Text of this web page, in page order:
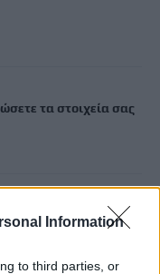
Information
to third parties, or
τα στοιχεία σας